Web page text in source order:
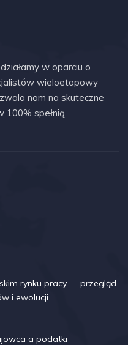
w oparciu o
wieloetapowy
nam na skuteczne
100% spełnią
rynku pracy — przegląd
i ewolucji
a podatki